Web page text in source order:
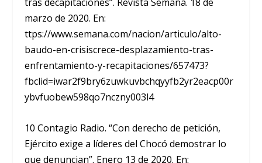
marzo de 2020. En:
ttps://www.semana.com/nacion/articulo/alto-
baudo-en-crisiscrece-desplazamiento-tras-
enfrentamiento-y-recapitaciones/657473?
fbclid=iwar2f9bry6zuwkuvbchqyyfb2yr2eacp00r
ybvfuobew598qo7nczny003l4
10 Contagio Radio. “Con derecho de petición,
Ejército exige a líderes del Chocó demostrar lo
que denuncian”. Enero 13 de 2020. En: